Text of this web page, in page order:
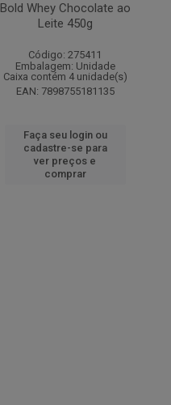
Bold Whey Chocolate ao
Leite 450g
Código: 275411
Embalagem: Unidade
Caixa contém 4 unidade(s)
EAN: 7898755181135
Faça seu login ou
cadastre-se para
ver preços e
comprar